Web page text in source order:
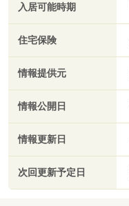
入居可能時期
住宅保険
情報提供元
情報公開日
情報更新日
次回更新予定日